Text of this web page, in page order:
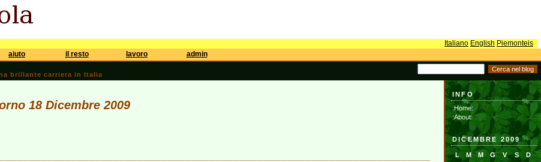
Italiano English Piemonteis
aiuto il resto lavoro admin
brillante carriera in Italia
18 Dicembre 2009
INFO
:Home:
:About:
DICEMBRE 2009
L M M G V S
D